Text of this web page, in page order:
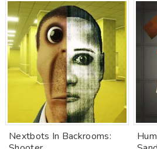
Nextbots In Backrooms: